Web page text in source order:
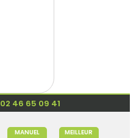
02 46 65 09 41
MANUEL MEILLEUR